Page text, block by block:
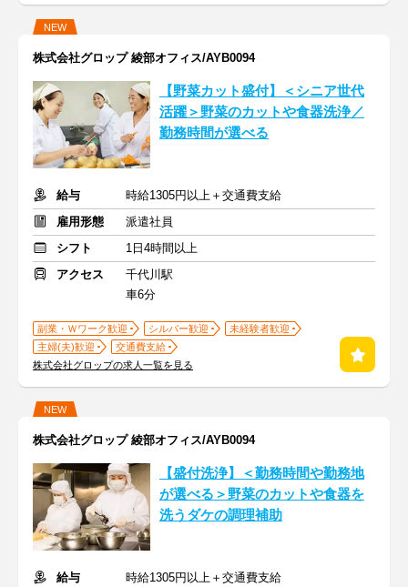
NEW
株式会社グロップ 綾部オフィス/AYB0094
【野菜カット盛付】＜シニア世代
活躍＞野菜のカットや食器洗浄／
勤務時間が選べる
給与
時給1305円以上＋交通費支給
雇用形態
派遣社員
シフト
1日4時間以上
アクセス
千代川駅
車6分
副業・Ｗワーク歓迎 シルバー歓迎
未経験者歓迎
主婦(夫)歓迎
交通費支給
株式会社グロップの求人一覧を見る
NEW
株式会社グロップ 綾部オフィス/AYB0094
【盛付洗浄】＜勤務時間や勤務地
が選べる＞野菜のカットや食器を
洗うダケの調理補助
給与
時給1305円以上＋交通費支給